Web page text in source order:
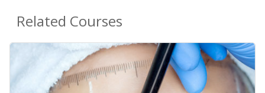
Related Courses